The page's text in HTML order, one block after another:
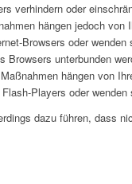
verhindern oder
hängen jedoch
Browsers oder
unterbunden
hängen von
Players oder
dazu führen, dass